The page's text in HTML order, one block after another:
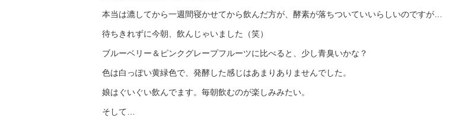
本当は漉してから一週間寝かせてから飲んだ方が、酵素が落ちついていいらしいのですが…
待ちきれずに今朝、飲んじゃいました（笑）
ブルーベリー＆ピンクグレープフルーツに比べると、少し青臭いかな？
色は白っぽい黄緑色で、発酵した感じはあまりありませんでした。
娘はぐいぐい飲んでます。毎朝飲むのが楽しみみたい。
そして…